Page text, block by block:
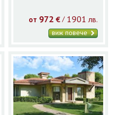
от 972 € / 1901 лв.
виж повече